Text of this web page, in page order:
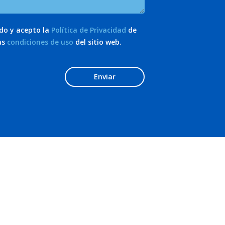
y acepto la Política de Privacidad de
condiciones de uso del sitio web.
Enviar